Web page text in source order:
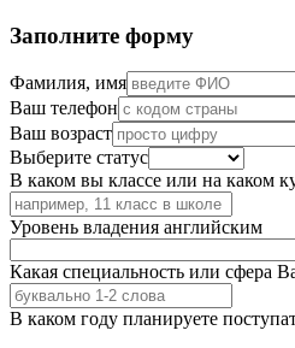
Заполните форму
Фамилия, имя
Ваш телефон
Ваш возраст
Выберите статус
В каком вы классе или на каком
Уровень владения английским
Какая специальность или сфера
В каком году планируете